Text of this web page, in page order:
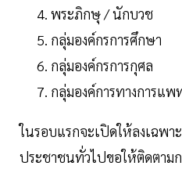
พระภิกษุ / นักบวช
กลุ่มองค์กรการศึกษา
กลุ่มองค์กรการกุศล
กลุ่มองค์การทางการแ
ในรอบแรกจะเปิดให้ลงเฉพ
ประชาชนทั่วไปขอให้ติดตาม